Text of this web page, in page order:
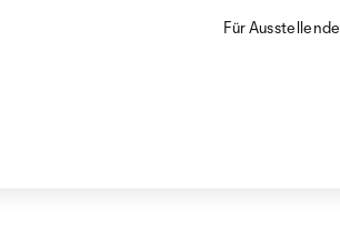
Für Ausstellende